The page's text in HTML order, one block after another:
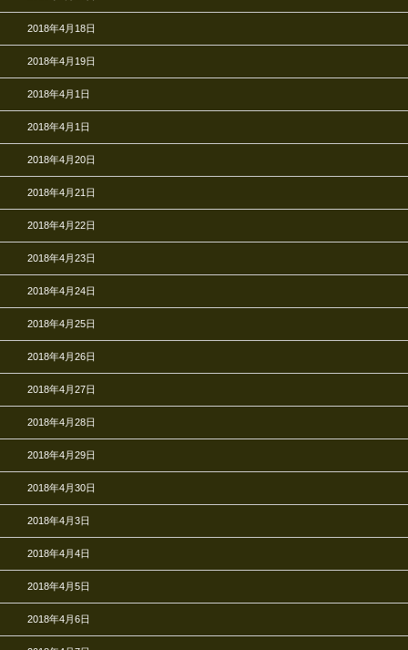
2018年4月18日
2018年4月19日
2018年4月1日
2018年4月1日
2018年4月20日
2018年4月21日
2018年4月22日
2018年4月23日
2018年4月24日
2018年4月25日
2018年4月26日
2018年4月27日
2018年4月28日
2018年4月29日
2018年4月30日
2018年4月3日
2018年4月4日
2018年4月5日
2018年4月6日